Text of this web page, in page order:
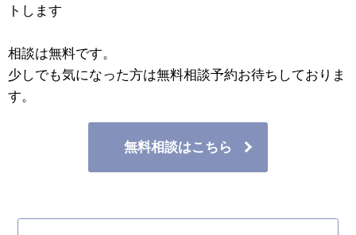
トします
相談は無料です。
少しでも気になった方は無料相談予約お待ちしておりま
す。
無料相談はこちら